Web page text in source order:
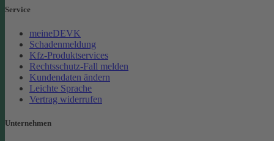
Service
meineDEVK
Schadenmeldung
Kfz-Produktservices
Rechtsschutz-Fall melden
Kundendaten ändern
Leichte Sprache
Vertrag widerrufen
Unternehmen